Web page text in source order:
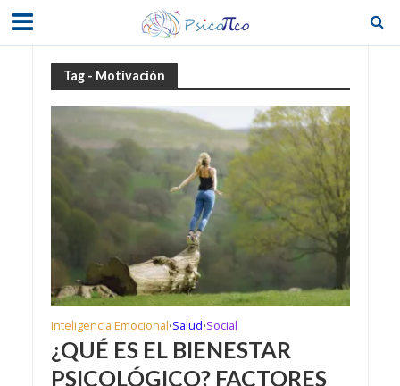
Tag - Motivación
Inteligencia Emocional•Salud•Social
¿QUÉ ES EL BIENESTAR
PSICOLÓGICO? FACTORES